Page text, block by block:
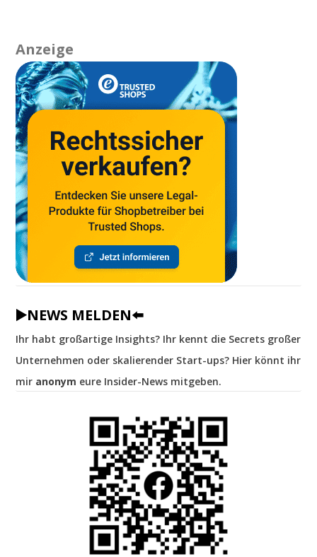
Anzeige
▶️NEWS MELDEN⬅️
Ihr habt großartige Insights? Ihr kennt die Secrets großer
Unternehmen oder skalierender Start-ups? Hier könnt ihr
mir anonym eure Insider-News mitgeben.